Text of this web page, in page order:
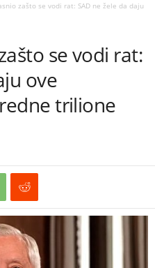
zašto se vodi rat: SAD ne žele da daju
se vodi rat:
ove
trilione